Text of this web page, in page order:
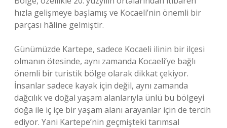
hızla gelişmeye başlamış ve Kocaeli’nin önemli bir
parçası hâline gelmiştir.
Günümüzde Kartepe, sadece Kocaeli ilinin bir ilçesi
olmanın ötesinde, aynı zamanda Kocaeli’ye bağlı
önemli bir turistik bölge olarak dikkat çekiyor.
İnsanlar sadece kayak için değil, aynı zamanda
dağcılık ve doğal yaşam alanlarıyla ünlü bu bölgeyi
doğa ile iç içe bir yaşam alanı arayanlar için de tercih
ediyor. Yani Kartepe’nin geçmişteki tarımsal